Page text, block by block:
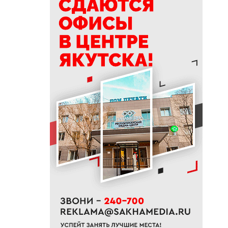
12:00
Семечки и аппендицит: что на
самом деле опасно для
кишечника
11:31
Жители Якутии могут посетить
выставку «Петергоф.
Великолепный век»
11:18
В Сунтарском районе
потушили один лесной пожар
11:00
Глава ЖДЯ поздравил
строителей с
профессиональным
праздником
В Якутске у женщины по схеме
тысяч рублей
10:16
Минпросвещения обновило